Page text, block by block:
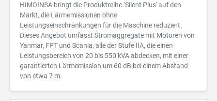
HIMOINSA bringt die Produktreihe ‘Silent Plus' auf den
Markt, die Lärmemissionen ohne
Leistungseinschränkungen für die Maschine reduziert.
Dieses Angebot umfasst Stromaggregate mit Motoren von
Yanmar, FPT und Scania, alle der Stufe IIA, die einen
Leistungsbereich von 20 bis 550 kVA abdecken, mit einer
garantierten Lärmemission um 60 dB bei einem Abstand
von etwa 7 m.